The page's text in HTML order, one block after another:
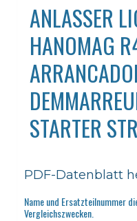
ANLASSER
HANOMAG
STARTER
PDF-Datenblatt
Name und Ersatzteilnummer
Vergleichszwecken.